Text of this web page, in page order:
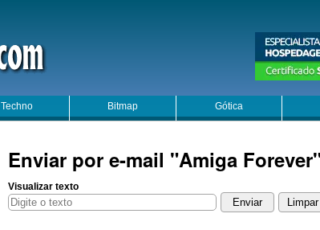
Techno Bitmap Gótica
Enviar por e-mail "Amiga
Visualizar texto